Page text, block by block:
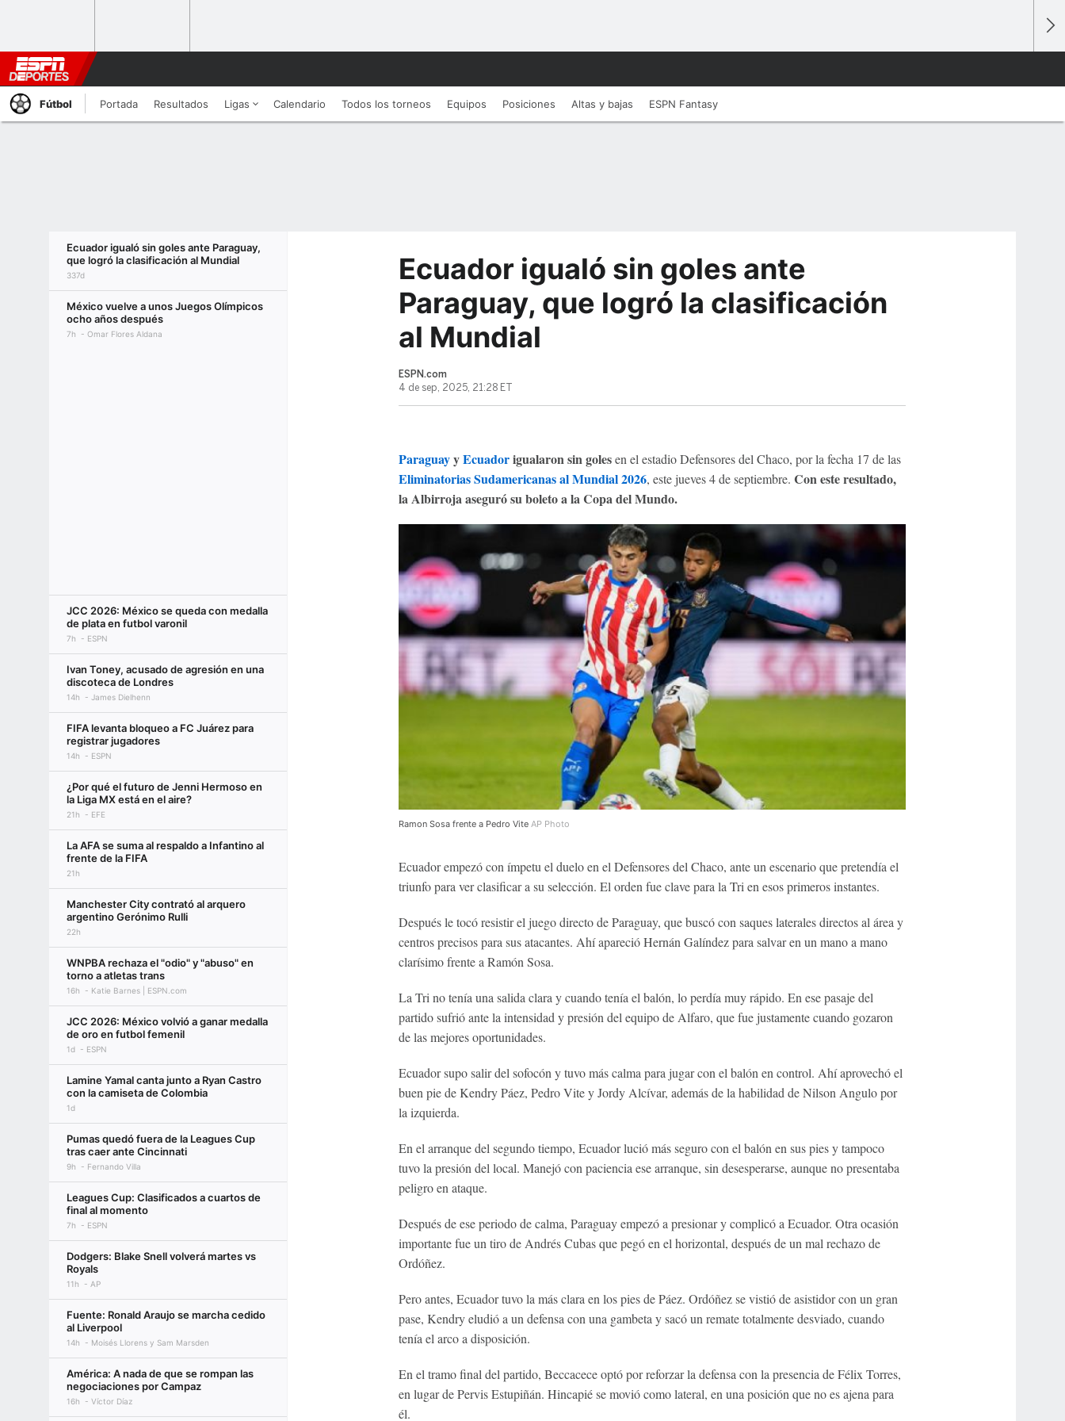
Fútbol Portada Resultados Ligas Calendario Todos los torneos Equipos Posiciones Altas y bajas ESPN Fantasy
Ecuador igualó sin goles ante Paraguay,
que logró la clasificación al Mundial
337d
México vuelve a unos Juegos Olímpicos
ocho años después
7h Omar Flores Aldana
JCC 2026: México se queda con medalla
de plata en futbol varonil
7h ESPN
Ivan Toney, acusado de agresión en una
discoteca de Londres
14h James Dielhenn
FIFA levanta bloqueo a FC Juárez para
registrar jugadores
14h ESPN
¿Por qué el futuro de Jenni Hermoso en
la Liga MX está en el aire?
21h EFE
La AFA se suma al respaldo a Infantino al
frente de la FIFA
21h
Manchester City contrató al arquero
argentino Gerónimo Rulli
22h
WNPBA rechaza el "odio" y "abuso" en
torno a atletas trans
16h Katie Barnes | ESPN.com
JCC 2026: México volvió a ganar medalla
de oro en futbol femenil
1d ESPN
Lamine Yamal canta junto a Ryan Castro
con la camiseta de Colombia
1d
Pumas quedó fuera de la Leagues Cup
tras caer ante Cincinnati
9h Fernando Villa
Leagues Cup: Clasificados a cuartos de
final al momento
7h ESPN
Dodgers: Blake Snell volverá martes vs
Royals
11h AP
Fuente: Ronald Araujo se marcha cedido
al Liverpool
14h Moisés Llorens y Sam Marsden
América: A nada de que se rompan las
negociaciones por Campaz
16h Víctor Díaz
Ecuador igualó sin goles ante
Paraguay, que logró la clasificación
al Mundial
ESPN.com
4 de sep, 2025, 21:28 ET
ParaguayyEcuadorigualaron sin golesen el estadio Defensores del Chaco, por la fecha 17 de las
Eliminatorias Sudamericanas al Mundial 2026, este jueves 4 de septiembre. Con este resultado,
la Albirroja aseguró su boleto a la Copa del Mundo.
Ramon Sosa frente a Pedro Vite AP Photo
Ecuador empezó con ímpetu el duelo en el Defensores del Chaco, ante un escenario que pretendía el
triunfo para ver clasificar a su selección. El orden fue clave para la Tri en esos primeros instantes.
Después le tocó resistir el juego directo de Paraguay, que buscó con saques laterales directos al área y
centros precisos para sus atacantes. Ahí apareció Hernán Galíndez para salvar en un mano a mano
clarísimo frente a Ramón Sosa.
La Tri no tenía una salida clara y cuando tenía el balón, lo perdía muy rápido. En ese pasaje del
partido sufrió ante la intensidad y presión del equipo de Alfaro, que fue justamente cuando gozaron
de las mejores oportunidades.
Ecuador supo salir del sofocón y tuvo más calma para jugar con el balón en control. Ahí aprovechó el
buen pie de Kendry Páez, Pedro Vite y Jordy Alcívar, además de la habilidad de Nilson Angulo por
la izquierda.
En el arranque del segundo tiempo, Ecuador lució más seguro con el balón en sus pies y tampoco
tuvo la presión del local. Manejó con paciencia ese arranque, sin desesperarse, aunque no presentaba
peligro en ataque.
Después de ese periodo de calma, Paraguay empezó a presionar y complicó a Ecuador. Otra ocasión
importante fue un tiro de Andrés Cubas que pegó en el horizontal, después de un mal rechazo de
Ordóñez.
Pero antes, Ecuador tuvo la más clara en los pies de Páez. Ordóñez se vistió de asistidor con un gran
pase, Kendry eludió a un defensa con una gambeta y sacó un remate totalmente desviado, cuando
tenía el arco a disposición.
En el tramo final del partido, Beccacece optó por reforzar la defensa con la presencia de Félix Torres,
en lugar de Pervis Estupiñán. Hincapié se movió como lateral, en una posición que no es ajena para
él.